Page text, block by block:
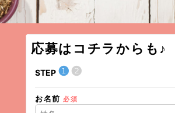
応募はコチラからも♪
STEP ❶❷
お名前 必須